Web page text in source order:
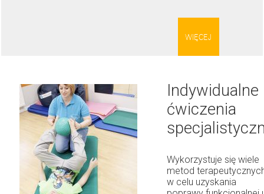
WIĘCEJ
Indywidualne
ćwiczenia
Wykorzystuje się wiele
metod
w celu uzyskania